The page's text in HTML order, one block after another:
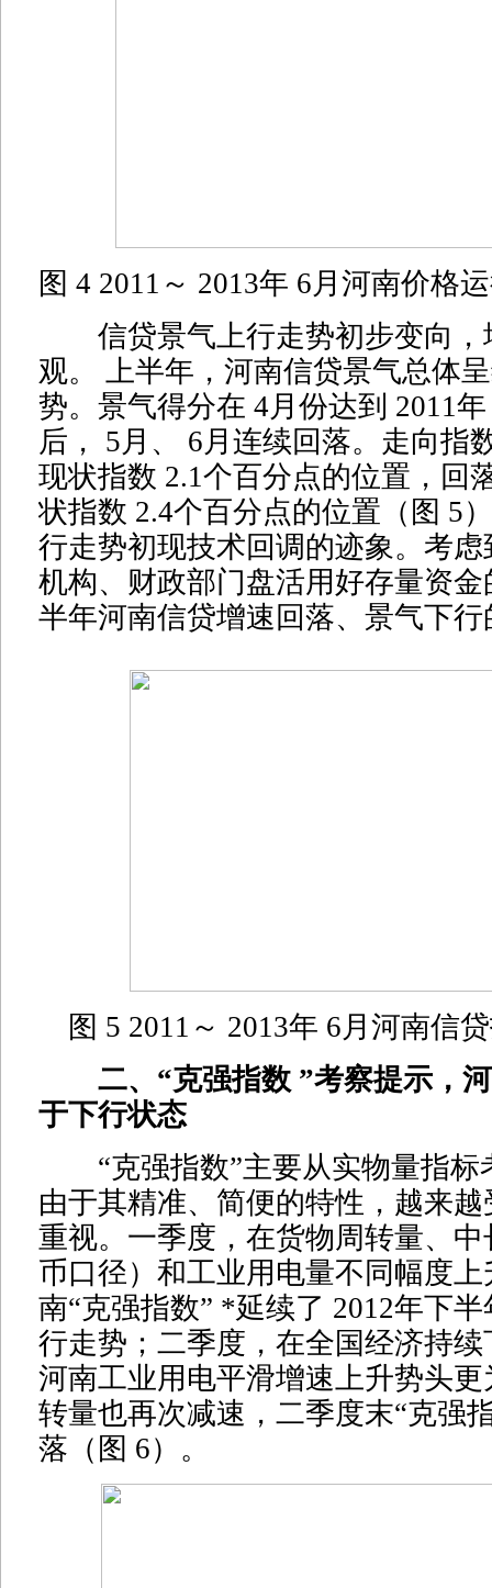
图 4 2011～ 2013年 6月河南价格
信贷景气上行走势初步变向，
观。 上半年，河南信贷景气总体
势。景气得分在 4月份达到 2011
后， 5月、 6月连续回落。走向指
现状指数 2.1个百分点的位置，回
状指数 2.4个百分点的位置（图 5
行走势初现技术回调的迹象。考
机构、财政部门盘活用好存量资
半年河南信贷增速回落、景气下
图 5 2011～ 2013年 6月河南信
二、“克强指数 ”考察提示，河
于下行状态
“克强指数”主要从实物量指标
由于其精准、简便的特性，越来
重视。一季度，在货物周转量、
币口径）和工业用电量不同幅度
南“克强指数” *延续了 2012年下
行走势；二季度，在全国经济持
河南工业用电平滑增速上升势头
转量也再次减速，二季度末“克强
落（图 6）。